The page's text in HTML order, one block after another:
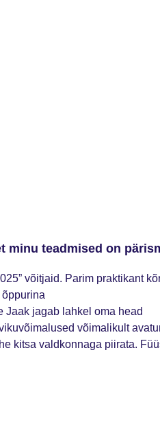
minu teadmised on
võitjaid. Parim praktikant
õppurina
jagab lahkel oma head
võimalikult
kitsa valdkonnaga piirata.